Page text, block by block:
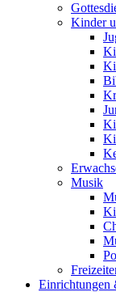
Kinder
Musik
Einrichtungen